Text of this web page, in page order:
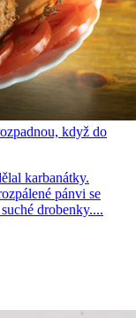
když do
karbanátky.
pánvi se
drobenky....